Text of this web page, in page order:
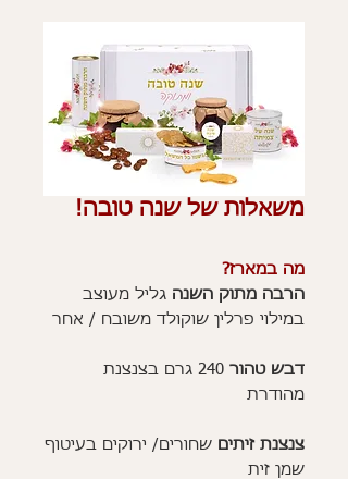
משאלות של שנה טובה!
מה במארז?
הרבה מתוק השנה גליל מעוצב
במילוי פרלין שוקולד משובח / אחר
דבש טהור
240 גרם בצנצנת
מהודרת
צנצנת זיתים שחורים/ ירוקים בעיטוף
שמן זית